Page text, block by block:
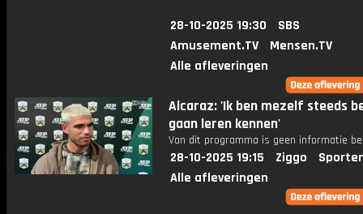
28-10-2025 19:30
SBS
Amusement.TV
Mensen.TV
Alle afleveringen
Alcaraz: 'Ik ben mezelf steeds
gaan leren kennen'
Van dit programma is geen informatie
28-10-2025 19:15 Ziggo
Alle afleveringen